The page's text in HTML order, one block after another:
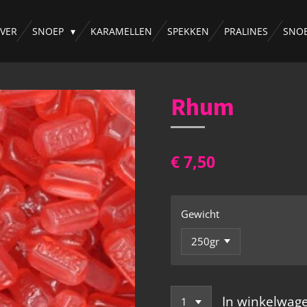
SNOEP KARAMELLEN SPEKKEN PRALINES
Rhum
€ 7,50
Gewicht
In